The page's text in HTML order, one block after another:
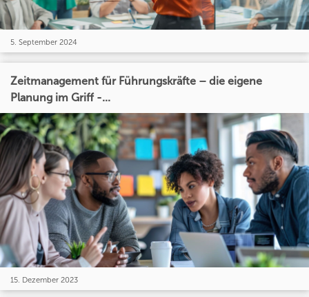
5. September 2024
Zeitmanagement für Führungskräfte – die eigene
Planung im Griff -...
15. Dezember 2023